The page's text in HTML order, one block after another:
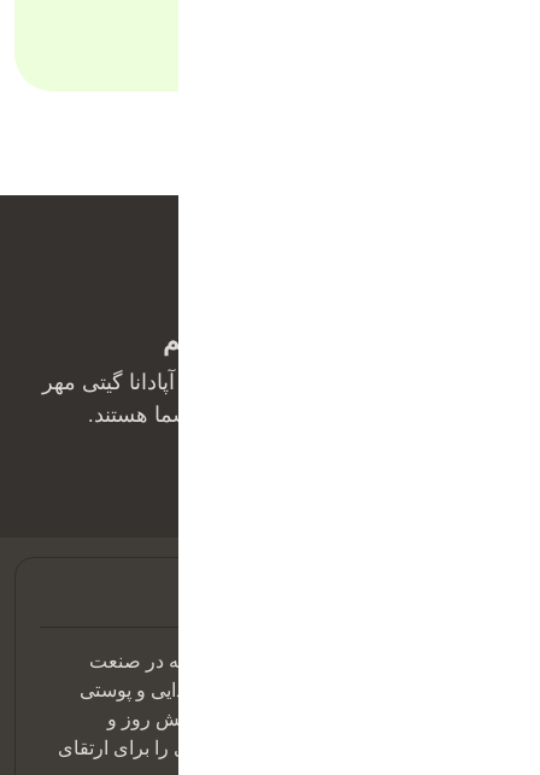
ما بهت کمک میکنیم
همکاران ما در واحد پشتیبانی فروش آپادانا گیتی مهر
آماده‌ی پاسخ‌گویی به سوالات شما هستند.
شرکت آپادانا گیتی مهر با رویکردی نوآورانه در صنعت
داروسازی، به توسعه و تولید مکمل‌های غذایی و پوستی
باکیفیت متعهد است. ما با بهره‌گیری از دانش روز و
استانداردهای بین‌المللی، محصولات مؤثری را برای ارتقای